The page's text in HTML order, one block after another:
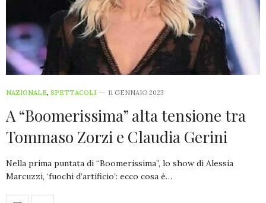
NAZIONALE, SPETTACOLI 11 GENNAIO 2023
A “Boomerissima” alta tensione tra
Tommaso Zorzi e Claudia Gerini
Nella prima puntata di “Boomerissima”, lo show di Alessia
Marcuzzi, ‘fuochi d’artificio’: ecco cosa è…